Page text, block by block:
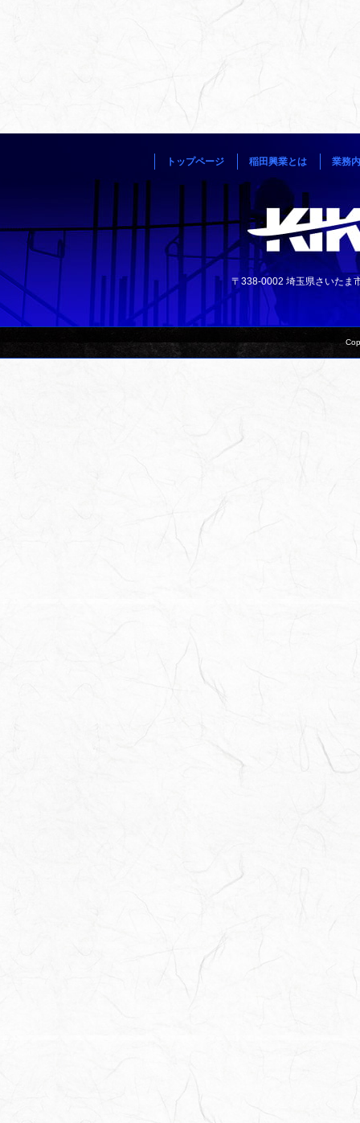
トップページ 稲田興業とは 業務
〒338-0002 埼玉県さいた